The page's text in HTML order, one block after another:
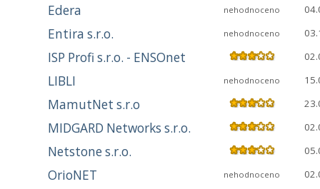
Edera nehodnoceno
Entira s.r.o. nehodnoceno
ISP Profi s.r.o. - ENSOnet
LIBLI nehodnoceno
MamutNet s.r.o
MIDGARD Networks s.r.o.
Netstone s.r.o.
OrioNET nehodnoceno